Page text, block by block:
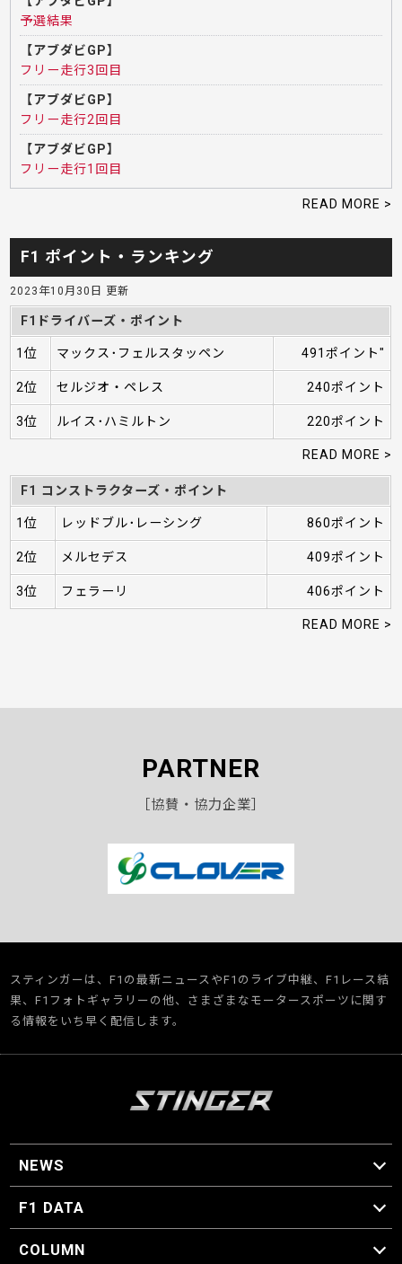
予選結果
【アブダビGP】
フリー走行3回目
【アブダビGP】
フリー走行2回目
【アブダビGP】
フリー走行1回目
READ MORE >
F1 ポイント・ランキング
2023年10月30日 更新
F1ドライバーズ・ポイント
1位 マックス･フェルスタッペン 491ポイント"
2位 セルジオ・ペレス 240ポイント
3位 ルイス･ハミルトン 220ポイント
READ MORE >
F1 コンストラクターズ・ポイント
1位 レッドブル･レーシング 860ポイント
2位 メルセデス 409ポイント
3位 フェラーリ 406ポイント
READ MORE >
PARTNER
［協賛・協力企業］
スティンガーは、F1の最新ニュースやF1のライブ中継、F1レース結
果、F1フォトギャラリーの他、さまざまなモータースポーツに関す
る情報をいち早く配信します。
NEWS
F1 ニュース
F1 DATA
F1 日程
F1 データ
COLUMN